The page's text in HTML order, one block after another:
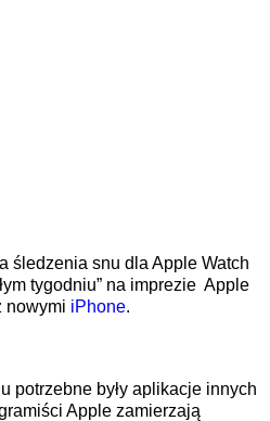
śledzenia snu dla Apple Watch
tygodniu” na imprezie Apple
nowymi iPhone.
potrzebne były aplikacje innych
Apple zamierzają